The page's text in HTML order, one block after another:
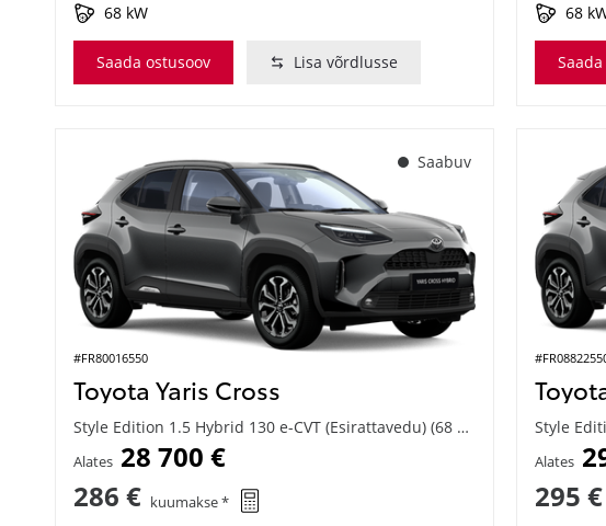
68 kW
Saada ostusoov Lisa võrdlusse
68
Saabuv
#FR80016550
Toyota Yaris Cross
Style Edition 1.5 Hybrid 130 e-CVT (Esirattavedu) (68 kW)
Alates 28 700 €
286 € kuumakse *
Alates
295 €